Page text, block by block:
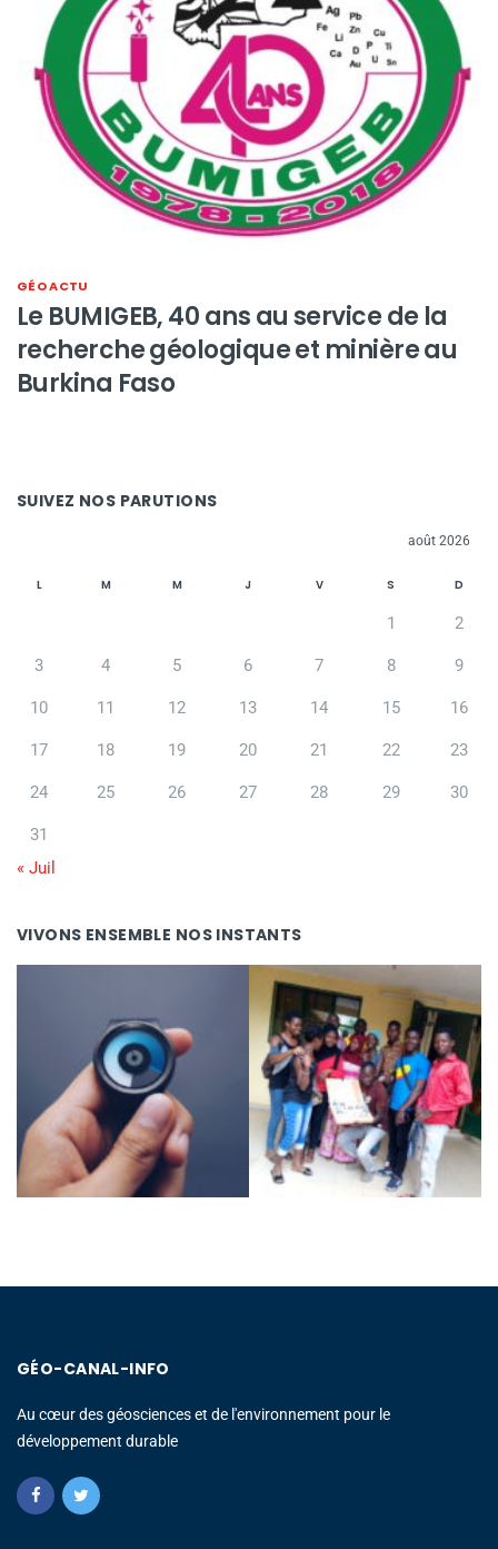
GÉO ACTU
Le BUMIGEB, 40 ans au service de la
recherche géologique et minière au
Burkina Faso
SUIVEZ NOS PARUTIONS
août 2026
L M M J V S D
1 2
3 4 5 6 7 8 9
10 11 12 13 14 15 16
17 18 19 20 21 22 23
24 25 26 27 28 29 30
31
« Juil
VIVONS ENSEMBLE NOS INSTANTS
GÉO-CANAL-INFO
Au cœur des géosciences et de l'environnement pour le
développement durable